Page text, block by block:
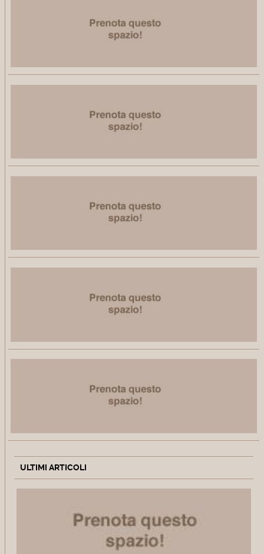
ULTIMI ARTICOLI